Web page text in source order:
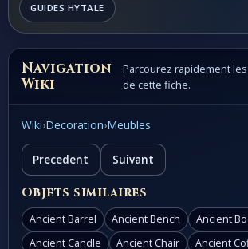
GUIDES HYTALE
Navigation
Wiki
Parcourez rapidement
de cette fiche.
Wiki›Decoration›Meubles
Precedent Suivant
Objets similaires
Ancient Barrel Ancient Bench
Ancient
Ancient Candle
Ancient Chair Ancient